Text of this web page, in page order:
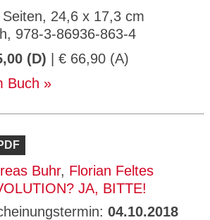
Seiten, 24,6 x 17,3 cm
978-3-86936-863-4
(D) | € 66,90 (A)
Buch
Buhr, Florian Feltes
JA, BITTE!
04.10.2018